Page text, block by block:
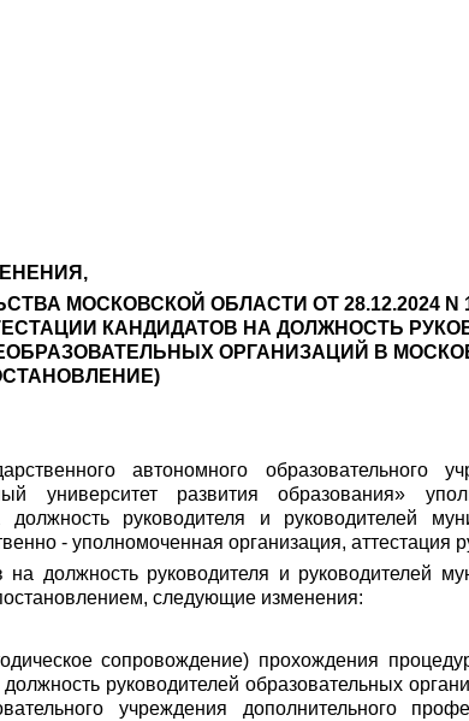
МОСКОВСКОЙ ОБЛАСТИ ОТ 28.12.2024 N
КАНДИДАТОВ НА ДОЛЖНОСТЬ
ОРГАНИЗАЦИЙ В
автономного образовательного
университет развития образования»
руководителя и руководителей
- уполномоченная организация, аттестация
должность руководителя и руководителей
следующие изменения:
сопровождение) прохождения
руководителей образовательных
учреждения дополнительного